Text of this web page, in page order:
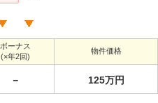
ボーナス
(×年2回)
物件価格
－ 125万円